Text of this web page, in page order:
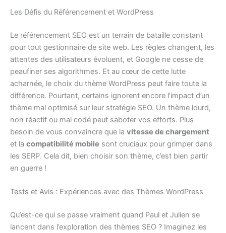
Les Défis du Référencement et WordPress
Le référencement SEO est un terrain de bataille constant
pour tout gestionnaire de site web. Les règles changent, les
attentes des utilisateurs évoluent, et Google ne cesse de
peaufiner ses algorithmes. Et au cœur de cette lutte
acharnée, le choix du thème WordPress peut faire toute la
différence. Pourtant, certains ignorent encore l’impact d’un
thème mal optimisé sur leur stratégie SEO. Un thème lourd,
non réactif ou mal codé peut saboter vos efforts. Plus
besoin de vous convaincre que la vitesse de chargement
et la compatibilité mobile sont cruciaux pour grimper dans
les SERP. Cela dit, bien choisir son thème, c’est bien partir
en guerre !
Tests et Avis : Expériences avec des Thèmes WordPress
Qu’est-ce qui se passe vraiment quand Paul et Julien se
lancent dans l’exploration des thèmes SEO ? Imaginez les